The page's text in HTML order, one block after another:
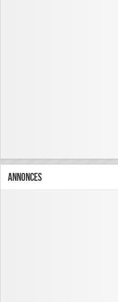
Annonces